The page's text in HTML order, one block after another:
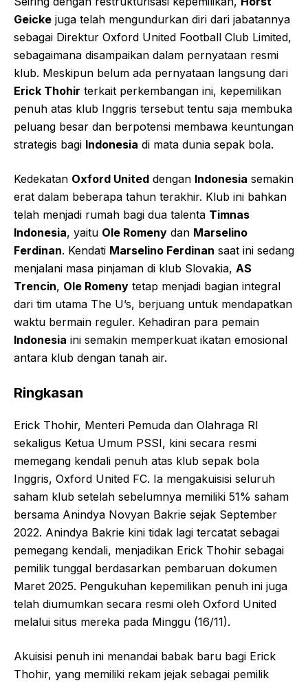
Geicke juga telah mengundurkan diri dari jabatannya
sebagai Direktur Oxford United Football Club Limited,
sebagaimana disampaikan dalam pernyataan resmi
klub. Meskipun belum ada pernyataan langsung dari
Erick Thohir terkait perkembangan ini, kepemilikan
penuh atas klub Inggris tersebut tentu saja membuka
peluang besar dan berpotensi membawa keuntungan
strategis bagi Indonesia di mata dunia sepak bola.
Kedekatan Oxford United dengan Indonesia semakin
erat dalam beberapa tahun terakhir. Klub ini bahkan
telah menjadi rumah bagi dua talenta Timnas
Indonesia, yaitu Ole Romeny dan Marselino
Ferdinan. Kendati Marselino Ferdinan saat ini sedang
menjalani masa pinjaman di klub Slovakia, AS
Trencin, Ole Romeny tetap menjadi bagian integral
dari tim utama The U’s, berjuang untuk mendapatkan
waktu bermain reguler. Kehadiran para pemain
Indonesia ini semakin memperkuat ikatan emosional
antara klub dengan tanah air.
Ringkasan
Erick Thohir, Menteri Pemuda dan Olahraga RI
sekaligus Ketua Umum PSSI, kini secara resmi
memegang kendali penuh atas klub sepak bola
Inggris, Oxford United FC. Ia mengakuisisi seluruh
saham klub setelah sebelumnya memiliki 51% saham
bersama Anindya Novyan Bakrie sejak September
2022. Anindya Bakrie kini tidak lagi tercatat sebagai
pemegang kendali, menjadikan Erick Thohir sebagai
pemilik tunggal berdasarkan pembaruan dokumen
Maret 2025. Pengukuhan kepemilikan penuh ini juga
telah diumumkan secara resmi oleh Oxford United
melalui situs mereka pada Minggu (16/11).
Akuisisi penuh ini menandai babak baru bagi Erick
Thohir, yang memiliki rekam jejak sebagai pemilik